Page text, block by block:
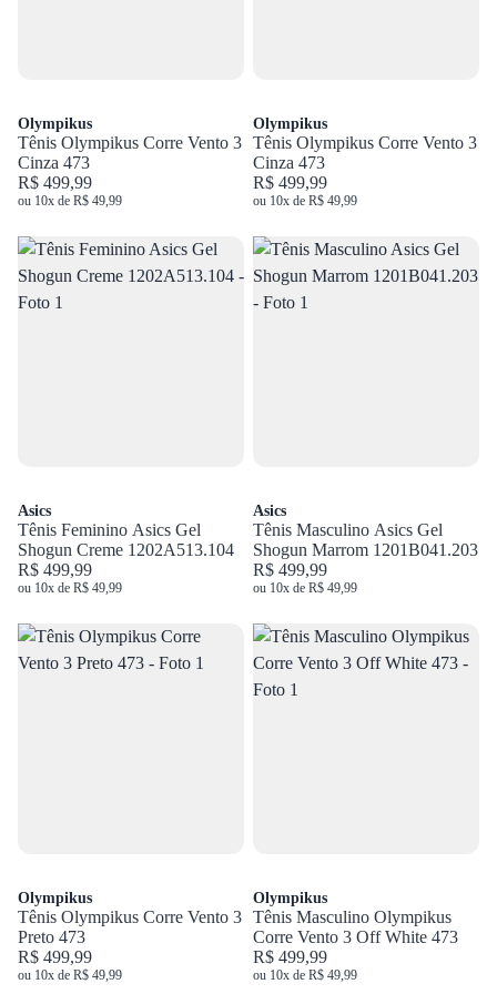
Olympikus
Tênis Olympikus Corre Vento 3
Cinza 473
R$ 499,99
ou 10x de R$ 49,99
Olympikus
Tênis Olympikus Corre Vento 3
Cinza 473
R$ 499,99
ou 10x de R$ 49,99
Asics
Tênis Feminino Asics Gel
Shogun Creme 1202A513.104
R$ 499,99
ou 10x de R$ 49,99
Asics
Tênis Masculino Asics Gel
Shogun Marrom 1201B041.203
R$ 499,99
ou 10x de R$ 49,99
Olympikus
Tênis Olympikus Corre Vento 3
Preto 473
R$ 499,99
ou 10x de R$ 49,99
Olympikus
Tênis Masculino Olympikus
Corre Vento 3 Off White 473
R$ 499,99
ou 10x de R$ 49,99